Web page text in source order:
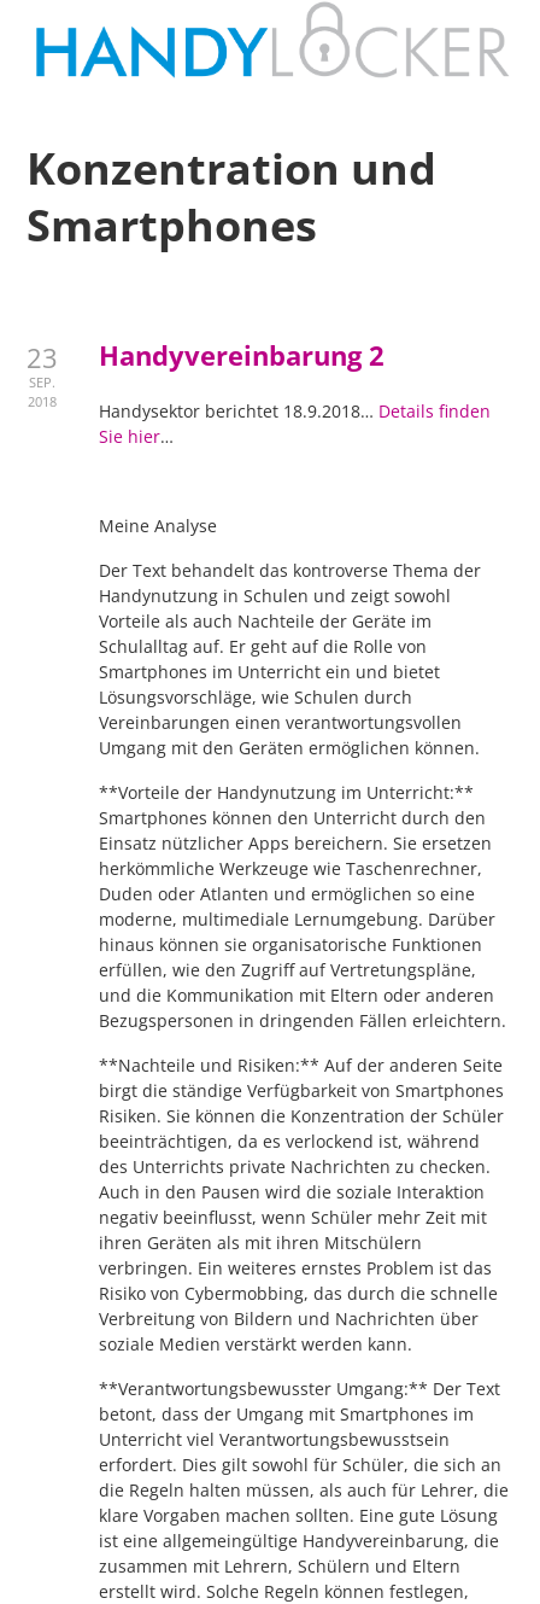
Konzentration und
Smartphones
23
SEP.
2018
Handyvereinbarung 2
Handysektor berichtet 18.9.2018… Details finden
Sie hier…
Meine Analyse
Der Text behandelt das kontroverse Thema der
Handynutzung in Schulen und zeigt sowohl
Vorteile als auch Nachteile der Geräte im
Schulalltag auf. Er geht auf die Rolle von
Smartphones im Unterricht ein und bietet
Lösungsvorschläge, wie Schulen durch
Vereinbarungen einen verantwortungsvollen
Umgang mit den Geräten ermöglichen können.
**Vorteile der Handynutzung im Unterricht:**
Smartphones können den Unterricht durch den
Einsatz nützlicher Apps bereichern. Sie ersetzen
herkömmliche Werkzeuge wie Taschenrechner,
Duden oder Atlanten und ermöglichen so eine
moderne, multimediale Lernumgebung. Darüber
hinaus können sie organisatorische Funktionen
erfüllen, wie den Zugriff auf Vertretungspläne,
und die Kommunikation mit Eltern oder anderen
Bezugspersonen in dringenden Fällen erleichtern.
**Nachteile und Risiken:** Auf der anderen Seite
birgt die ständige Verfügbarkeit von Smartphones
Risiken. Sie können die Konzentration der Schüler
beeinträchtigen, da es verlockend ist, während
des Unterrichts private Nachrichten zu checken.
Auch in den Pausen wird die soziale Interaktion
negativ beeinflusst, wenn Schüler mehr Zeit mit
ihren Geräten als mit ihren Mitschülern
verbringen. Ein weiteres ernstes Problem ist das
Risiko von Cybermobbing, das durch die schnelle
Verbreitung von Bildern und Nachrichten über
soziale Medien verstärkt werden kann.
**Verantwortungsbewusster Umgang:** Der Text
betont, dass der Umgang mit Smartphones im
Unterricht viel Verantwortungsbewusstsein
erfordert. Dies gilt sowohl für Schüler, die sich an
die Regeln halten müssen, als auch für Lehrer, die
klare Vorgaben machen sollten. Eine gute Lösung
ist eine allgemeingültige Handyvereinbarung, die
zusammen mit Lehrern, Schülern und Eltern
erstellt wird. Solche Regeln können festlegen,